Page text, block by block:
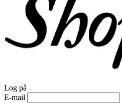
Log på
E-mail